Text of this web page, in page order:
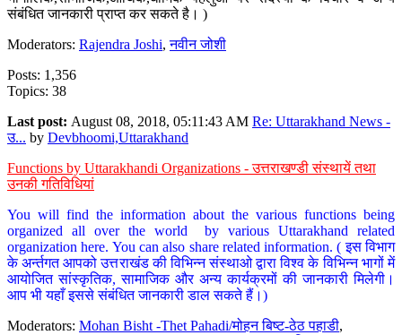
संबंधित जानकारी प्राप्त कर सकते है। )
Moderators: Rajendra Joshi,नवीन जोशी
Posts: 1,356
Topics: 38
Last post: August 08, 2018, 05:11:43 AM Re: Uttarakhand News -
उ... by Devbhoomi,Uttarakhand
Functions by Uttarakhandi Organizations - उत्तराखण्डी संस्थायें तथा
उनकी गतिविधियां
You will find the information about the various functions being
organized all over the world by various Uttarakhand related
organization here. You can also share related information. ( इस विभाग
के अर्न्तगत आपको उत्तराखंड की विभिन्न संस्थाओ द्वारा विश्व के विभिन्न भागों में
आयोजित सांस्कृतिक, सामाजिक और अन्य कार्यक्रमों की जानकारी मिलेगी।
आप भी यहाँ इससे संबंधित जानकारी डाल सकते हैं।)
Moderators: Mohan Bisht -Thet Pahadi/मोहन बिष्ट-ठेठ पहाडी,